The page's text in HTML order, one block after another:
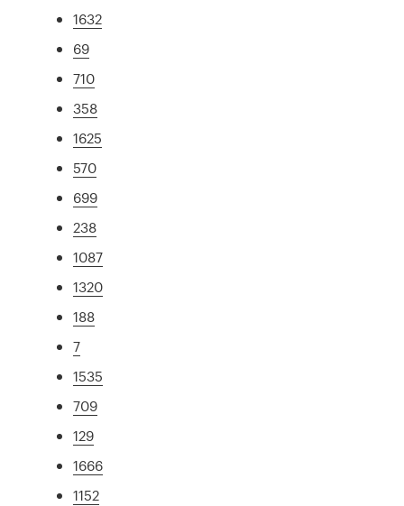
1632
69
710
358
1625
570
699
238
1087
1320
188
7
1535
709
129
1666
1152